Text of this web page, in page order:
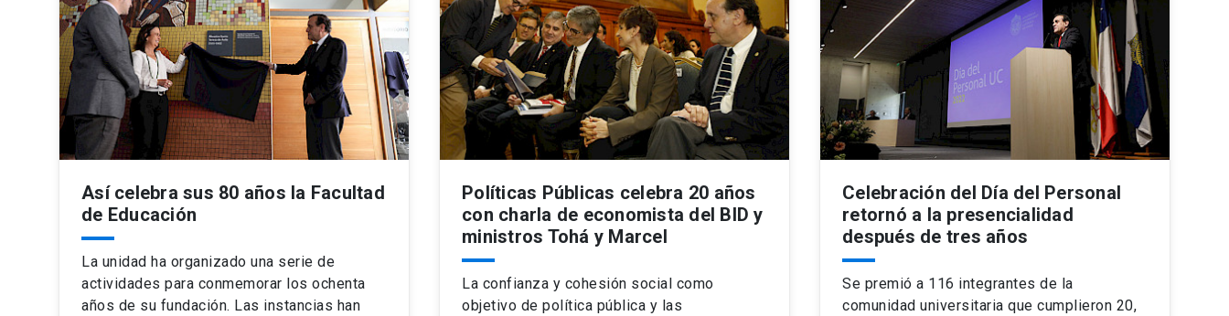
Así celebra sus 80 años la Facultad
de Educación
La unidad ha organizado una serie de
actividades para conmemorar los ochenta
años de su fundación. Las instancias han
Políticas Públicas celebra 20 años
con charla de economista del BID y
ministros Tohá y Marcel
La confianza y cohesión social como
objetivo de política pública y las
Celebración del Día del Personal
retornó a la presencialidad
después de tres años
Se premió a 116 integrantes de la
comunidad universitaria que cumplieron 20,